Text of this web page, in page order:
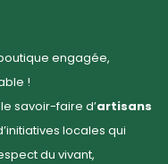
engagée,
!
savoir-faire d’artisans
locales qui
du vivant,